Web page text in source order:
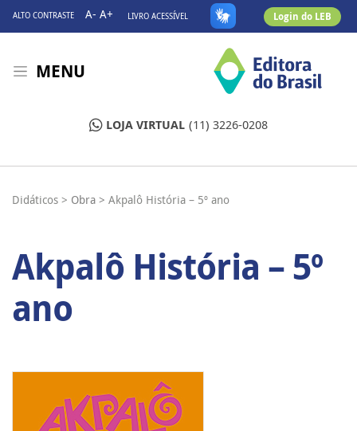
ALTO CONTRASTE A- A+ LIVRO ACESSÍVEL Login do LEB
MENU
LOJA VIRTUAL (11) 3226-0208
Didáticos > Obra > Akpalô História – 5º ano
Akpalô História – 5º
ano